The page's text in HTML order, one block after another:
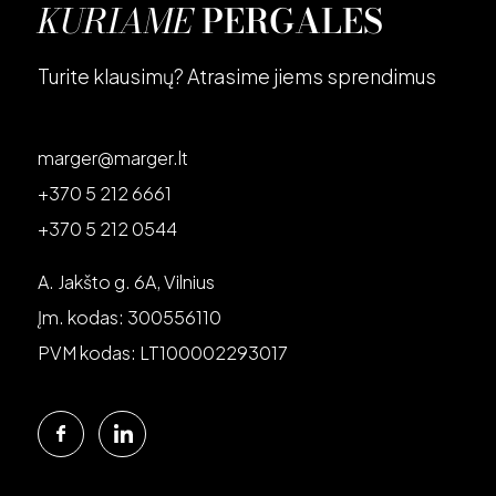
KURIAMEPERGALES
Turite klausimų? Atrasime jiems sprendimus
marger@marger.lt
+370 5 212 6661
+370 5 212 0544
A. Jakšto g. 6A, Vilnius
Įm. kodas: 300556110
PVM kodas: LT100002293017